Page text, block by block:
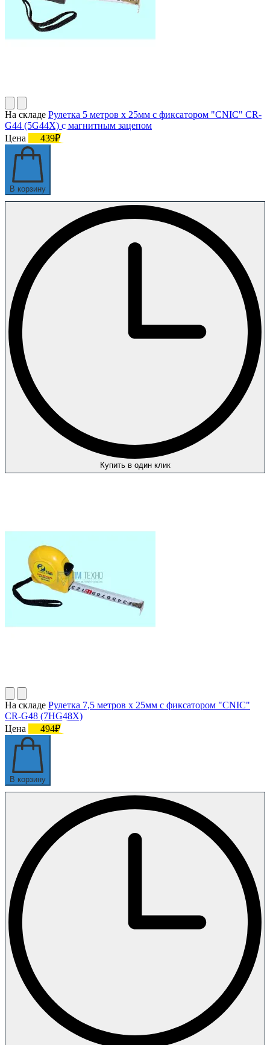
На складе Рулетка 5 метров х 25мм с фиксатором "CNIC" CR-
G44 (5G44X) с магнитным зацепом
Цена
439₽
В корзину
Купить в один клик
На складе Рулетка 7,5 метров х 25мм с фиксатором "CNIC"
CR-G48 (7HG48X)
Цена
494₽
В корзину